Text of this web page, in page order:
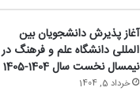
آغاز پذیرش دانشجویان بین
المللی دانشگاه علم و فرهنگ در
نیمسال نخست سال 1404-1405
خرداد 5, 1404